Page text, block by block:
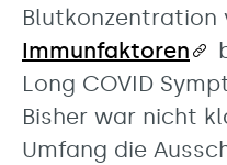
Blutkonzentration
Immunfaktoren
Long COVID
Bisher war nicht
Umfang die